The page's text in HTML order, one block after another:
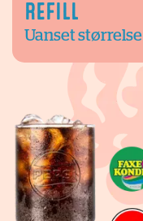
REFILL
Uanset størrelse